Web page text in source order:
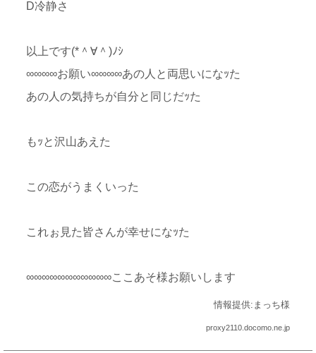
D冷静さ
以上です(*＾∀＾)ﾉｼ
∞∞∞∞お願い∞∞∞∞あの人と両思いになｯた
あの人の気持ちが自分と同じだｯた
もｯと沢山あえた
この恋がうまくいった
これぉ見た皆さんが幸せになｯた
∞∞∞∞∞∞∞∞∞∞∞ここあそ様お願いします
情報提供:まっち様
proxy2110.docomo.ne.jp